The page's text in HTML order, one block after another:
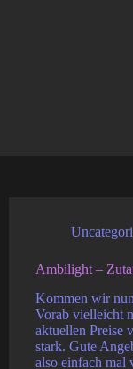
Ambilight –
Kommen wir
Vorab vielleicht
aktuellen Preise
stark. Gute
also einfach mal